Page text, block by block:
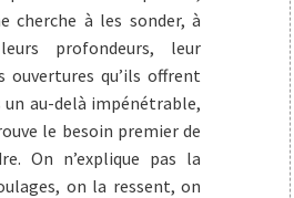
cherche à les sonder, à
profondeurs, leur
qu’ils offrent
un au-delà impénétrable,
le besoin premier de
On n’explique pas la
on la ressent, on